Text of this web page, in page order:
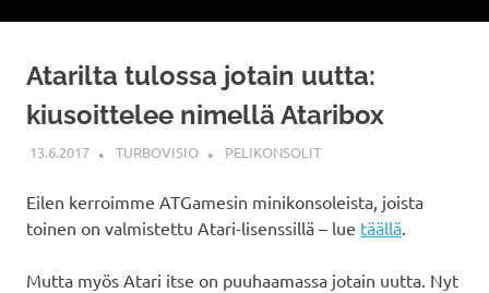
Atarilta tulossa jotain uutta:
kiusoittelee nimellä Ataribox
13.6.2017 TURBOVISIO PELIKONSOLIT
Eilen kerroimme ATGamesin minikonsoleista, joista
toinen on valmistettu Atari-lisenssillä – lue täällä.
Mutta myös Atari itse on puuhaamassa jotain uutta. Nyt